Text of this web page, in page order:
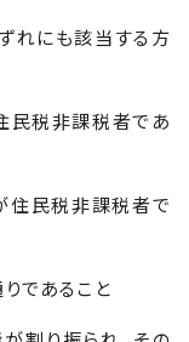
れにも該当する方
民税非課税者であ
民税非課税者で
であること